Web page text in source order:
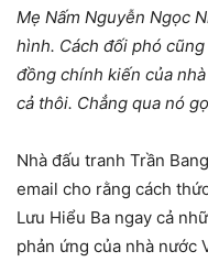
Mẹ Nấm Nguyễn Ngọc
hình. Cách đối phó
đồng chính kiến của
cả thôi. Chẳng qua nó
Nhà đấu tranh Trần
email cho rằng cách
Lưu Hiểu Ba ngay cả
phản ứng của nhà nước